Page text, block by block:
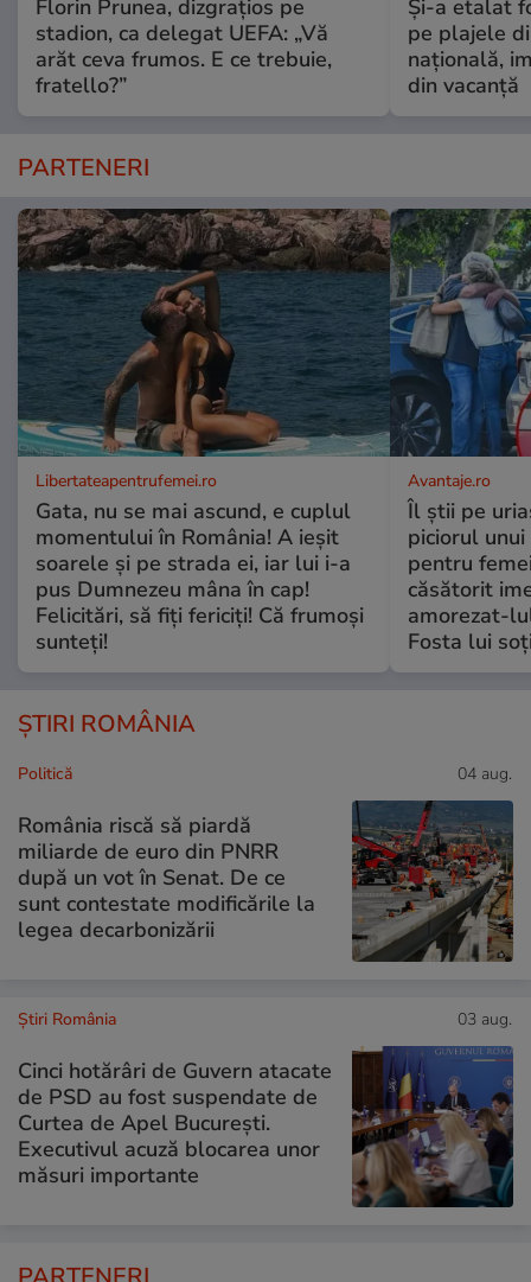
Florin Prunea, dizgrațios pe
stadion, ca delegat UEFA: „Vă
arăt ceva frumos. E ce trebuie,
fratello?”
Și-a etalat
pe plajele
națională,
din vacanță
PARTENERI
Libertateapentrufemei.ro
Gata, nu se mai ascund, e cuplul
momentului în România! A ieșit
soarele și pe strada ei, iar lui i-a
pus Dumnezeu mâna în cap!
Felicitări, să fiți fericiți! Că frumoși
sunteți!
Avantaje.ro
Îl știi pe
piciorul
pentru
căsătorit
amorezat-
Fosta lui
ȘTIRI ROMÂNIA
Politică 04 aug.
România riscă să piardă
miliarde de euro din PNRR
după un vot în Senat. De ce
sunt contestate modificările la
legea decarbonizării
Știri România 03 aug.
Cinci hotărâri de Guvern atacate
de PSD au fost suspendate de
Curtea de Apel București.
Executivul acuză blocarea unor
măsuri importante